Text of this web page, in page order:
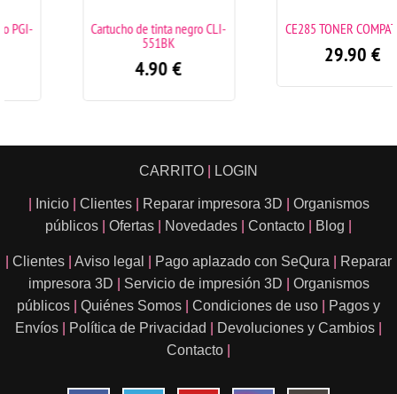
Cartucho de tinta negro CLI-
€
CE285 TONER COMPATIBLE
29.90€
CARRITO LOGIN
Inicio Clientes Reparar impresora 3D
Organismos
públicos
Ofertas Novedades Contacto Blog
Clientes Aviso legal Pago aplazado con SeQura
Reparar
impresora 3D
Servicio de impresión 3D
Organismos
públicos
Quiénes Somos Condiciones de uso
Pagos y
Envíos
Política de Privacidad Devoluciones y Cambios
Contacto